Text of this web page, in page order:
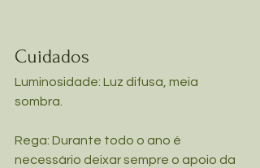
Cuidados
Luminosidade: Luz difusa, meia
sombra.
Rega: Durante todo o ano é
necessário deixar sempre o apoio da